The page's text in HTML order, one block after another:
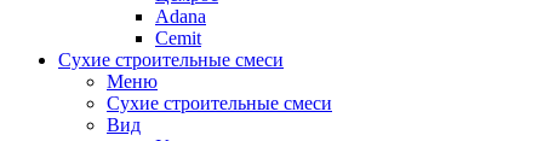
Adana
Cemit
Сухие строительные смеси
Меню
Сухие строительные смеси
Вид